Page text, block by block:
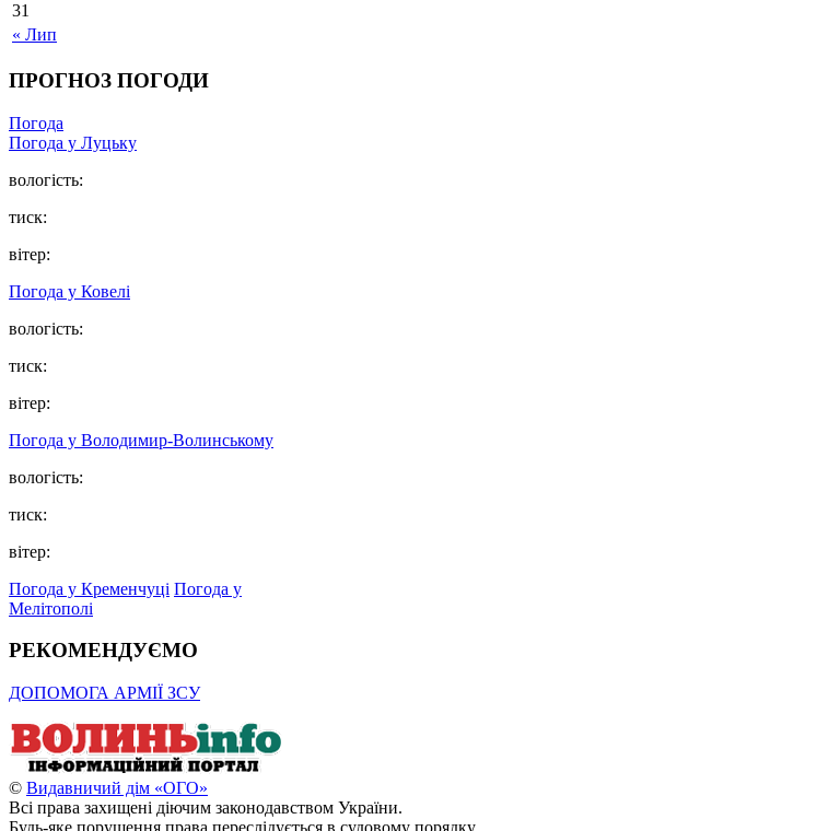
« Лип
31
ПРОГНОЗ ПОГОДИ
Погода
Погода у Луцьку
вологість:
тиск:
вітер:
Погода у Ковелі
вологість:
тиск:
вітер:
Погода у Володимир-Волинському
вологість:
тиск:
вітер:
Погода у Кременчуці Погода у
Мелітополі
РЕКОМЕНДУЄМО
ДОПОМОГА АРМІЇ ЗСУ
© Видавничий дім «ОГО»
Всі права захищені діючим законодавством України.
Будь-яке порушення права переслідується в судовому порядку.